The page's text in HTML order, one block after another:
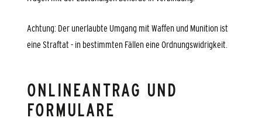
Achtung: Der unerlaubte Umgang mit Waffen und Munition ist
eine Straftat - in bestimmten Fällen eine Ordnungswidrigkeit.
ONLINEANTRAG UND
FORMULARE